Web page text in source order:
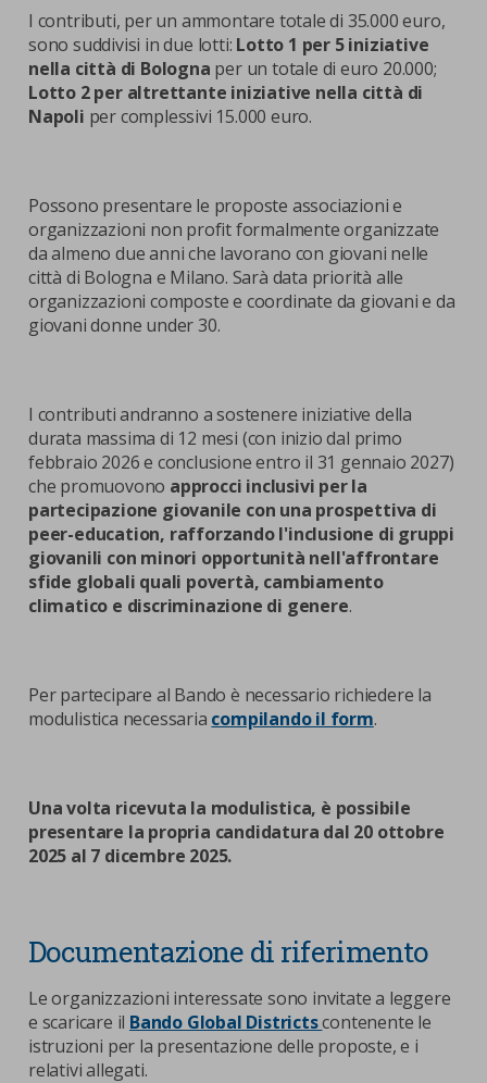
I contributi, per un ammontare totale di 35.000 euro,
sono suddivisi in due lotti: Lotto 1 per 5 iniziative
nella città di Bologna per un totale di euro 20.000;
Lotto 2 per altrettante iniziative nella città di
Napoli per complessivi 15.000 euro.
Possono presentare le proposte associazioni e
organizzazioni non profit formalmente organizzate
da almeno due anni che lavorano con giovani nelle
città di Bologna e Milano. Sarà data priorità alle
organizzazioni composte e coordinate da giovani e da
giovani donne under 30.
I contributi andranno a sostenere iniziative della
durata massima di 12 mesi (con inizio dal primo
febbraio 2026 e conclusione entro il 31 gennaio 2027)
che promuovono approcci inclusivi per la
partecipazione giovanile con una prospettiva di
peer-education, rafforzando l'inclusione di gruppi
giovanili con minori opportunità nell'affrontare
sfide globali quali povertà, cambiamento
climatico e discriminazione di genere.
Per partecipare al Bando è necessario richiedere la
modulistica necessaria compilando il form.
Una volta ricevuta la modulistica, è possibile
presentare la propria candidatura dal 20 ottobre
2025 al 7 dicembre 2025.
Documentazione di riferimento
Le organizzazioni interessate sono invitate a leggere
e scaricare il Bando Global Districtscontenente le
istruzioni per la presentazione delle proposte, e i
relativi allegati.